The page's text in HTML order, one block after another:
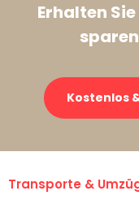
Erhalten
Kostenlos
Transporte &